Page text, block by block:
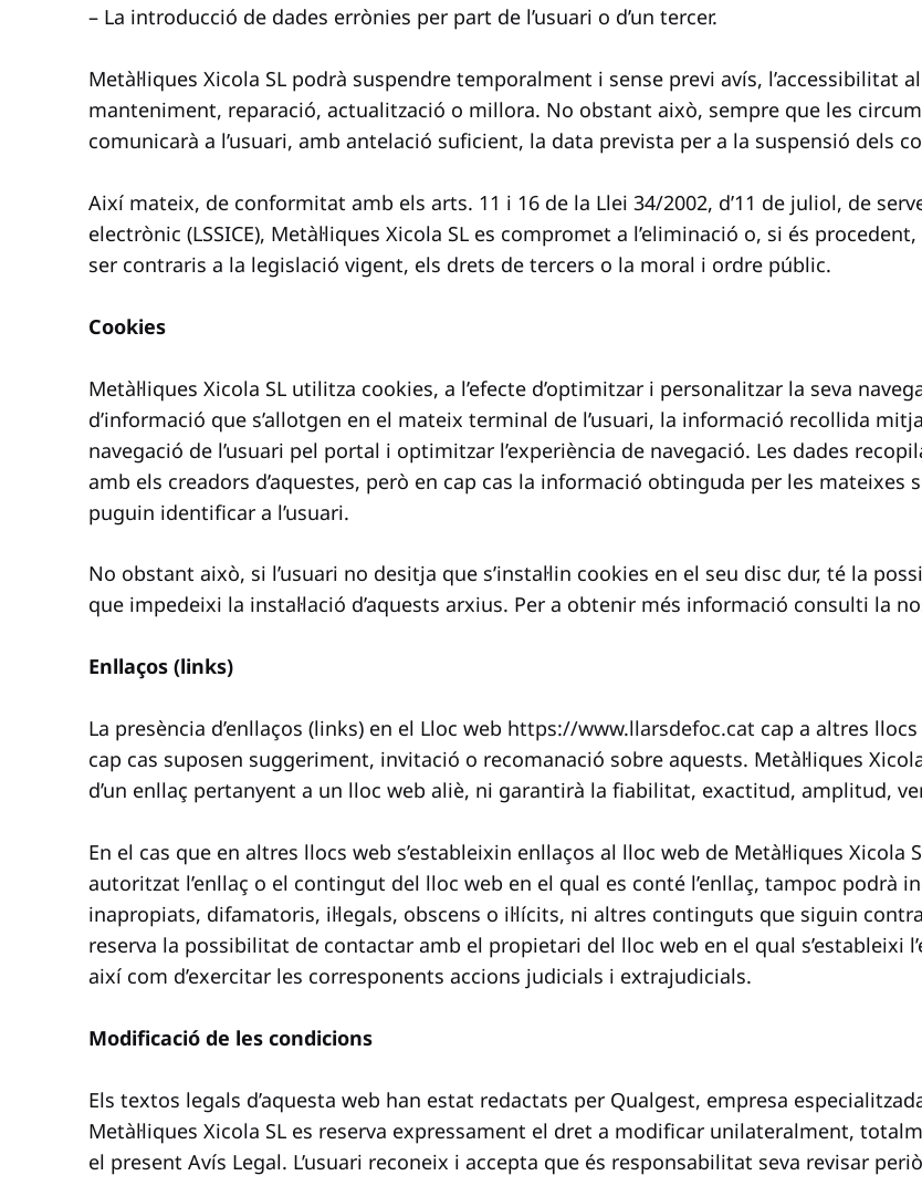
– La introducció de dades errònies per part de l’usuari o d’un tercer.
Metàl·liques Xicola SL podrà suspendre temporalment i sense previ avís, l’accessibilitat
manteniment, reparació, actualització o millora. No obstant això, sempre que les
comunicarà a l’usuari, amb antelació suficient, la data prevista per a la suspensió dels
Així mateix, de conformitat amb els arts. 11 i 16 de la Llei 34/2002, d’11 de juliol, de
electrònic (LSSICE), Metàl·liques Xicola SL es compromet a l’eliminació o, si és
ser contraris a la legislació vigent, els drets de tercers o la moral i ordre públic.
Cookies
Metàl·liques Xicola SL utilitza cookies, a l’efecte d’optimitzar i personalitzar la seva
d’informació que s’allotgen en el mateix terminal de l’usuari, la informació recollida
navegació de l’usuari pel portal i optimitzar l’experiència de navegació. Les dades
amb els creadors d’aquestes, però en cap cas la informació obtinguda per les mateixes
puguin identificar a l’usuari.
No obstant això, si l’usuari no desitja que s’instal·lin cookies en el seu disc dur, té la
que impedeixi la instal·lació d’aquests arxius. Per a obtenir més informació consulti la
Enllaços (links)
La presència d’enllaços (links) en el Lloc web https://www.llarsdefoc.cat cap a altres
cap cas suposen suggeriment, invitació o recomanació sobre aquests. Metàl·liques
d’un enllaç pertanyent a un lloc web aliè, ni garantirà la fiabilitat, exactitud, amplitud,
En el cas que en altres llocs web s’estableixin enllaços al lloc web de Metàl·liques Xicola
autoritzat l’enllaç o el contingut del lloc web en el qual es conté l’enllaç, tampoc podrà
inapropiats, difamatoris, il·legals, obscens o il·lícits, ni altres continguts que siguin
reserva la possibilitat de contactar amb el propietari del lloc web en el qual s’estableixi
així com d’exercitar les corresponents accions judicials i extrajudicials.
Modificació de les condicions
Els textos legals d’aquesta web han estat redactats per Qualgest, empresa
Metàl·liques Xicola SL es reserva expressament el dret a modificar unilateralment,
el present Avís Legal. L’usuari reconeix i accepta que és responsabilitat seva revisar